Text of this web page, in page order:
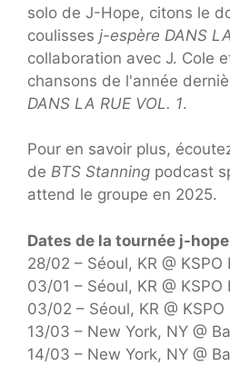
solo de J-Hope, citons le
coulisses j-espère DANS
collaboration avec J. Cole
chansons de l'année
DANS LA RUE VOL. 1.
Pour en savoir plus,
de BTS Stanning podcast
attend le groupe en 2025.
Dates de la tournée j-
28/02 – Séoul, KR @ KSPO
03/01 – Séoul, KR @ KSPO
03/02 – Séoul, KR @ KSPO
13/03 – New York, NY @
14/03 – New York, NY @